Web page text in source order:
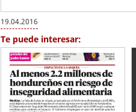
19.04.2016
Te puede interesar: